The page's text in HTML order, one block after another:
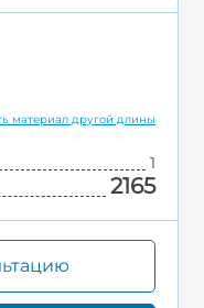
материал другой длины
1
2165